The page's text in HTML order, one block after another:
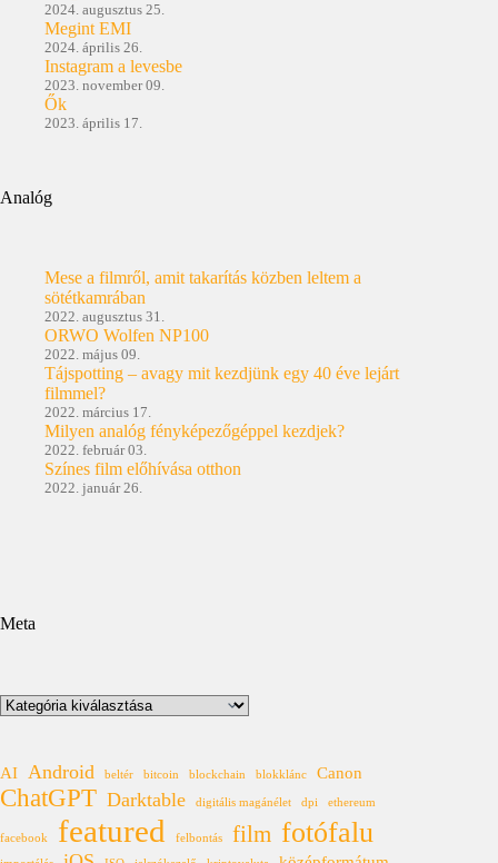
2024. augusztus 25.
Megint EMI
2024. április 26.
Instagram a levesbe
2023. november 09.
Ők
2023. április 17.
Analóg
Mese a filmről, amit takarítás közben leltem a
sötétkamrában
2022. augusztus 31.
ORWO Wolfen NP100
2022. május 09.
Tájspotting – avagy mit kezdjünk egy 40 éve lejárt
filmmel?
2022. március 17.
Milyen analóg fényképezőgéppel kezdjek?
2022. február 03.
Színes film előhívása otthon
2022. január 26.
Meta
Kategóriák
AI Android beltér bitcoin blockchain blokklánc Canon
ChatGPT Darktable digitális magánélet dpi ethereum
facebook featured felbontás film fotófalu